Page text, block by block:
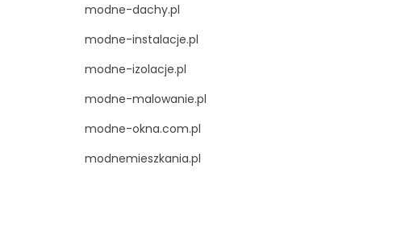
modne-dachy.pl
modne-instalacje.pl
modne-izolacje.pl
modne-malowanie.pl
modne-okna.com.pl
modnemieszkania.pl